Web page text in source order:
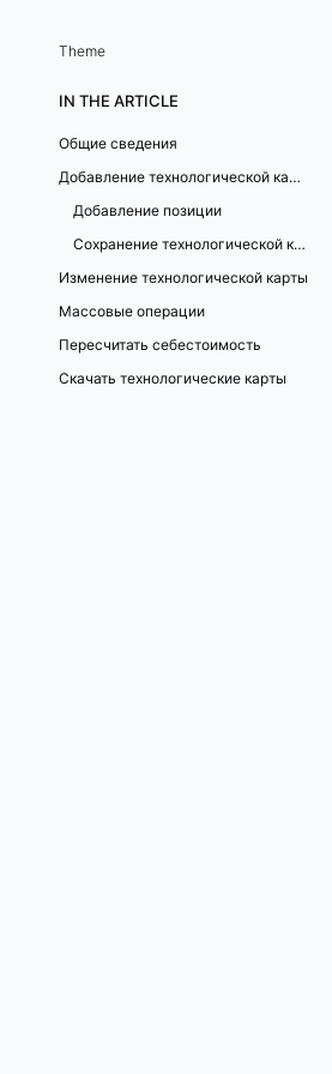
Theme
IN THE ARTICLE
Общие сведения
Добавление технологической карты
Добавление позиции
Сохранение технологической карты
Изменение технологической карты
Массовые операции
Пересчитать себестоимость
Скачать технологические карты